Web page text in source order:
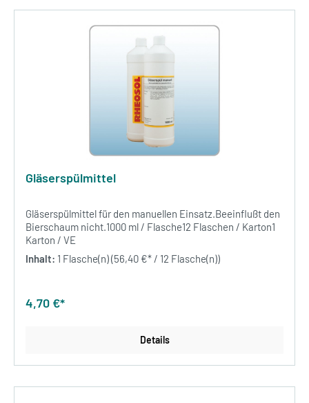
Gläserspülmittel
Gläserspülmittel für den manuellen Einsatz.Beeinflußt den
Bierschaum nicht.1000 ml / Flasche12 Flaschen / Karton1
Karton / VE
Inhalt: 1 Flasche(n)(56,40 €* / 12 Flasche(n))
4,70 €*
Details